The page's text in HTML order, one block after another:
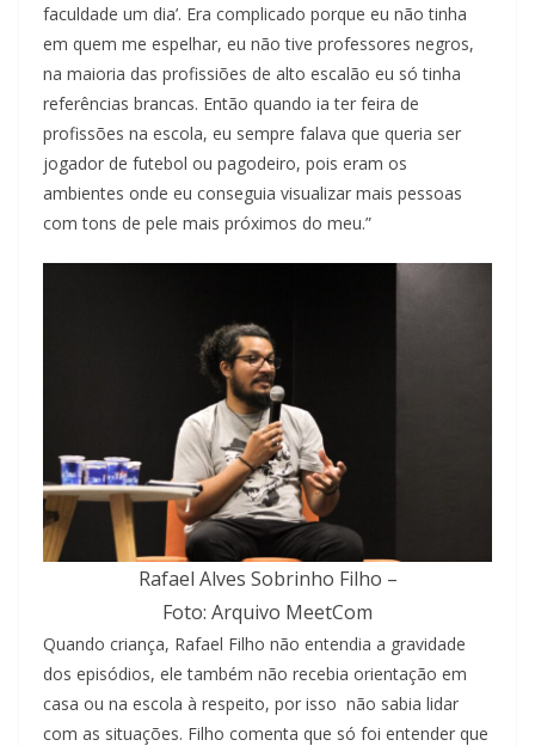
faculdade um dia’. Era complicado porque eu não tinha
em quem me espelhar, eu não tive professores negros,
na maioria das profissiões de alto escalão eu só tinha
referências brancas. Então quando ia ter feira de
profissões na escola, eu sempre falava que queria ser
jogador de futebol ou pagodeiro, pois eram os
ambientes onde eu conseguia visualizar mais pessoas
com tons de pele mais próximos do meu.”
Rafael Alves Sobrinho Filho –
Foto: Arquivo MeetCom
Quando criança, Rafael Filho não entendia a gravidade
dos episódios, ele também não recebia orientação em
casa ou na escola à respeito, por isso não sabia lidar
com as situações. Filho comenta que só foi entender que